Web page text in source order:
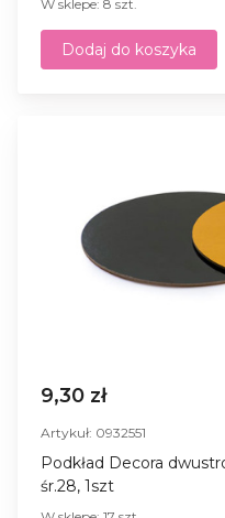
W sklepe: 8 szt.
Dodaj do koszyka
9,30 zł
Artykuł: 0932551
Podkład Decora
śr.28, 1szt